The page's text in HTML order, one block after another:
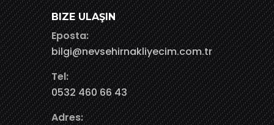
BIZE ULAŞIN
Eposta:
bilgi@nevsehirnakliyecim.com.tr
Tel:
0532 460 66 43
Adres: